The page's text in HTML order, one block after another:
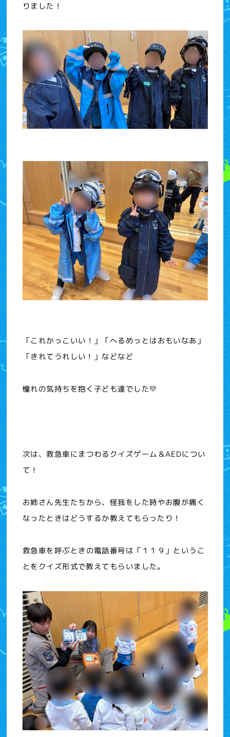
りました！
「これかっこいい！」「へるめっとはおもいなあ」
「きれてうれしい！」などなど
憧れの気持ちを抱く子ども達でした💛
次は、救急車にまつわるクイズゲーム＆AEDについ
て！
お姉さん先生たちから、怪我をした時やお腹が痛く
なったときはどうするか教えてもらったり！
救急車を呼ぶときの電話番号は「１１９」というこ
とをクイズ形式で教えてもらいました。